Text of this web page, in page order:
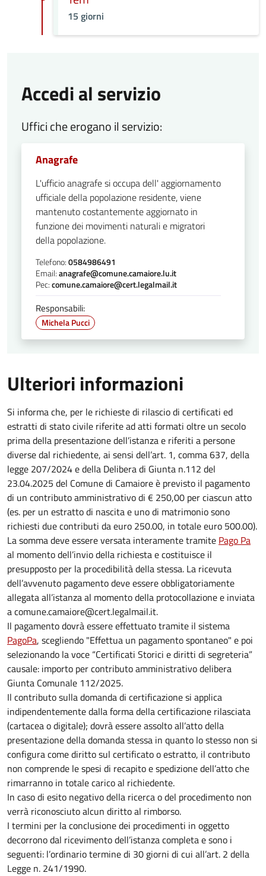
15 giorni
Accedi al servizio
Uffici che erogano il servizio:
Anagrafe
L'ufficio anagrafe si occupa dell' aggiornamento
ufficiale della popolazione residente, viene
mantenuto costantemente aggiornato in
funzione dei movimenti naturali e migratori
della popolazione.
Telefono:0584986491
Email:anagrafe@comune.camaiore.lu.it
Pec:comune.camaiore@cert.legalmail.it
Responsabili:
Michela Pucci
Ulteriori informazioni
Si informa che, per le richieste di rilascio di certificati ed
estratti di stato civile riferite ad atti formati oltre un secolo
prima della presentazione dell’istanza e riferiti a persone
diverse dal richiedente, ai sensi dell’art. 1, comma 637, della
legge 207/2024 e della Delibera di Giunta n.112 del
23.04.2025 del Comune di Camaiore è previsto il pagamento
di un contributo amministrativo di € 250,00 per ciascun atto
(es. per un estratto di nascita e uno di matrimonio sono
richiesti due contributi da euro 250.00, in totale euro 500.00).
La somma deve essere versata interamente tramite Pago Pa
al momento dell’invio della richiesta e costituisce il
presupposto per la procedibilità della stessa. La ricevuta
dell’avvenuto pagamento deve essere obbligatoriamente
allegata all’istanza al momento della protocollazione e inviata
a comune.camaiore@cert.legalmail.it.
Il pagamento dovrà essere effettuato tramite il sistema
PagoPa, scegliendo "Effettua un pagamento spontaneo" e poi
selezionando la voce “Certificati Storici e diritti di segreteria”
causale: importo per contributo amministrativo delibera
Giunta Comunale 112/2025.
Il contributo sulla domanda di certificazione si applica
indipendentemente dalla forma della certificazione rilasciata
(cartacea o digitale); dovrà essere assolto all’atto della
presentazione della domanda stessa in quanto lo stesso non si
configura come diritto sul certificato o estratto, il contributo
non comprende le spesi di recapito e spedizione dell’atto che
rimarranno in totale carico al richiedente.
In caso di esito negativo della ricerca o del procedimento non
verrà riconosciuto alcun diritto al rimborso.
I termini per la conclusione dei procedimenti in oggetto
decorrono dal ricevimento dell’istanza completa e sono i
seguenti: l’ordinario termine di 30 giorni di cui all’art. 2 della
Legge n. 241/1990.